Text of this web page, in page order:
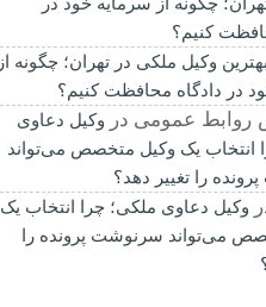
کنیم؟
بهترین وکیل ملکی در تهران؛ چگونه از
در دادگاه محافظت کنیم؟
روابط عمومی در
وکیل دعاوی
انتخاب یک وکیل متخصص می‌تواند
را تغییر دهد؟
وکیل دعاوی ملکی؛ چرا انتخاب یک
می‌تواند سرنوشت پرونده را